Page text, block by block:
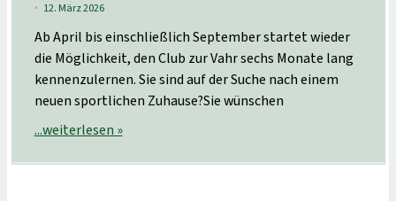
• 12. März 2026
Ab April bis einschließlich September startet wieder
die Möglichkeit, den Club zur Vahr sechs Monate lang
kennenzulernen. Sie sind auf der Suche nach einem
neuen sportlichen Zuhause?Sie wünschen
...weiterlesen »